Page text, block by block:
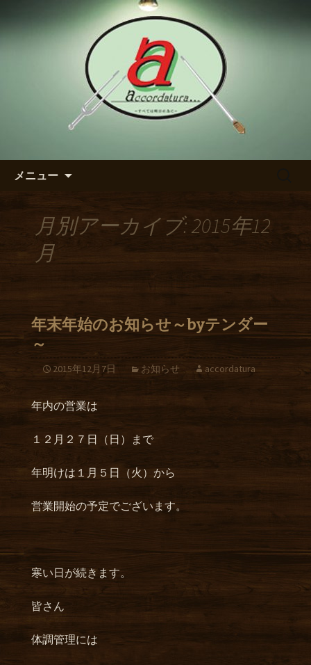
東区の泉のダイニングバー
【アッコルダトゥーラ】のブ
【アッコルダトゥーラ】のブログ
メニュー
月別アーカイブ: 2015年12
月
年末年始のお知らせ～byテンダー
～
2015年12月7日 お知らせ accordatura
年内の営業は
１２月２７日（日）まで
年明けは１月５日（火）から
営業開始の予定でございます。
寒い日が続きます。
皆さん
体調管理には